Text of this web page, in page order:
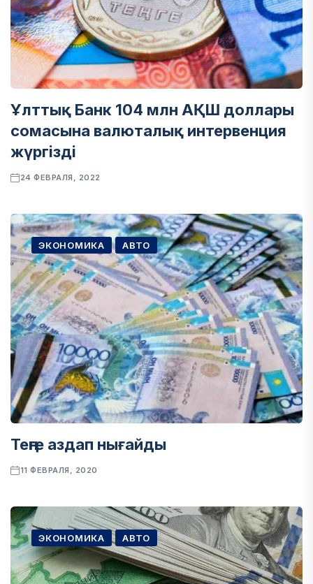
Ұлттық Банк 104 млн АҚШ доллары
сомасына валюталық интервенция
жүргізді
24 ФЕВРАЛЯ, 2022
ЭКОНОМИКА АВТО
Теңге аздап нығайды
11 ФЕВРАЛЯ, 2020
ЭКОНОМИКА АВТО